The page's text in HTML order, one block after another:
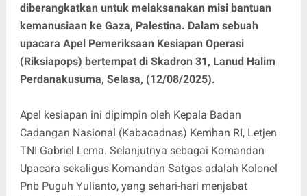
diberangkatkan untuk melaksanakan misi bantuan
kemanusiaan ke Gaza, Palestina. Dalam sebuah
upacara Apel Pemeriksaan Kesiapan Operasi
(Riksiapops) bertempat di Skadron 31, Lanud Halim
Perdanakusuma, Selasa, (12/08/2025).
Apel kesiapan ini dipimpin oleh Kepala Badan
Cadangan Nasional (Kabacadnas) Kemhan RI, Letjen
TNI Gabriel Lema. Selanjutnya sebagai Komandan
Upacara sekaligus Komandan Satgas adalah Kolonel
Pnb Puguh Yulianto, yang sehari-hari menjabat